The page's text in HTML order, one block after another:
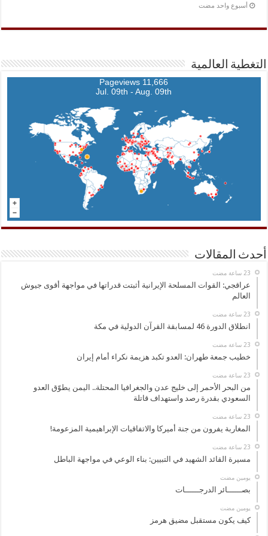
‏أسبوع واحد مضت
التغطية العالمية
11,666 Pageviews
Jul. 09th - Aug. 09th
أحدث المقالات
عراقجي: القوات المسلحة الإيرانية أثبتت قدراتها في مواجهة أقوى جيوش
العالم
انطلاق الدورة 46 لمسابقة القرآن الدولية في مكة
خطيب جمعة طهران: العدو تكبد هزيمة نكراء أمام إيران
من البحر الأحمر إلى خليج عدن والجغرافيا المحتلة.. اليمن يطوّق العدو
السعودي بقدرة رصد واستهداف قاتلة
المغاربة يفرون من جنة أميركا والاتفاقيات الإبراهيمية المزعومة!
مسيرة القائد الشهيد في التبيين: بناء الوعي في مواجهة الباطل
‏يومين مضت
بصــــــائر الدرجــــــات
‏يومين مضت
كيف يكون مستقبل مضيق هرمز